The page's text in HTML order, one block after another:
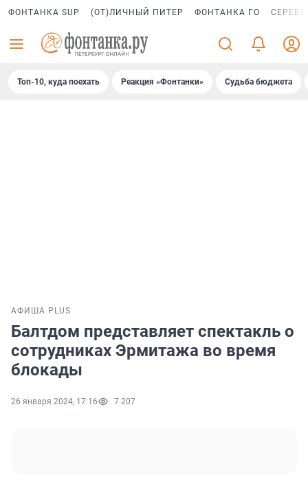
ФОНТАНКА SUP (ОТ)ЛИЧНЫЙ ПИТЕР ФОНТАНКА ГО
Топ-10, куда поехать Реакция «Фонтанки» Судьба бюджета
АФИША PLUS
Балтдом представляет спектакль о
сотрудниках Эрмитажа во время
блокады
26 января 2024, 17:16 7 207